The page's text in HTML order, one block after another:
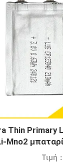
Thin Primary
Mno2
Τιμή